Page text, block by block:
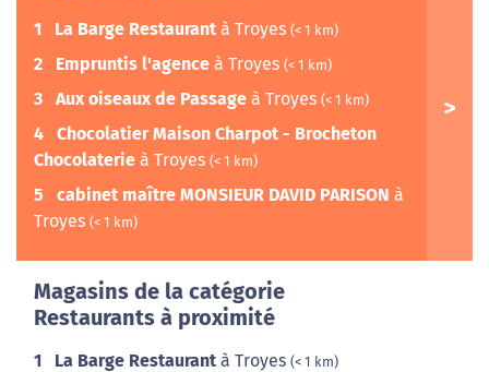
1 La Barge Restaurant à Troyes (< 1 km)
2 Empruntis l'agence à Troyes (< 1 km)
3 Aux oiseaux de Passage à Troyes (< 1 km)
4
Chocolatier Maison Charpot - Brocheton
Chocolaterie à Troyes (< 1 km)
5 cabinet maître MONSIEUR DAVID PARISON à
Troyes (< 1 km)
Magasins de la catégorie
Restaurants à proximité
1 La Barge Restaurant à Troyes (< 1 km)